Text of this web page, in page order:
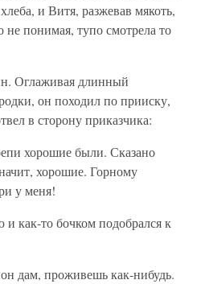
и Витя, разжевав мякоть,
не понимая, тупо смотрела то
Оглаживая длинный
он походил по прииску,
в сторону приказчика:
хорошие были. Сказано
хорошие. Горному
у меня!
как-то бочком подобрался к
дам, проживешь как-нибудь.